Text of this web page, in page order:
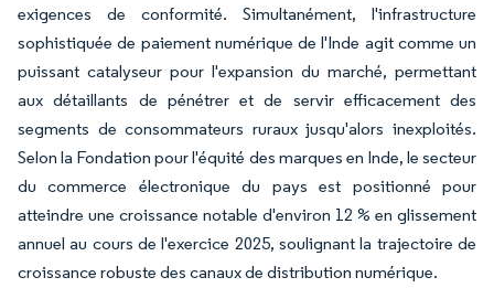
exigences de conformité. Simultanément, l'infrastructure
sophistiquée de paiement numérique de l'Inde agit comme un
puissant catalyseur pour l'expansion du marché, permettant
aux détaillants de pénétrer et de servir efficacement des
segments de consommateurs ruraux jusqu'alors inexploités.
Selon la Fondation pour l'équité des marques en Inde, le secteur
du commerce électronique du pays est positionné pour
atteindre une croissance notable d'environ 12 % en glissement
annuel au cours de l'exercice 2025, soulignant la trajectoire de
croissance robuste des canaux de distribution numérique.